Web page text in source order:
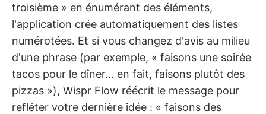
troisième » en énumérant des éléments,
l'application crée automatiquement des listes
numérotées. Et si vous changez d'avis au milieu
d'une phrase (par exemple, « faisons une soirée
tacos pour le dîner... en fait, faisons plutôt des
pizzas »), Wispr Flow réécrit le message pour
refléter votre dernière idée : « faisons des